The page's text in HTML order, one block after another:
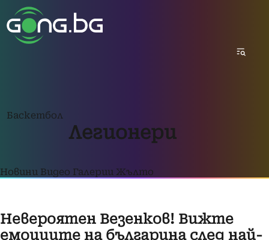
Баскетбол
Легионери
Новини Видео Галерии Жълто
Невероятен Везенков! Вижте
емоциите на българина след най-